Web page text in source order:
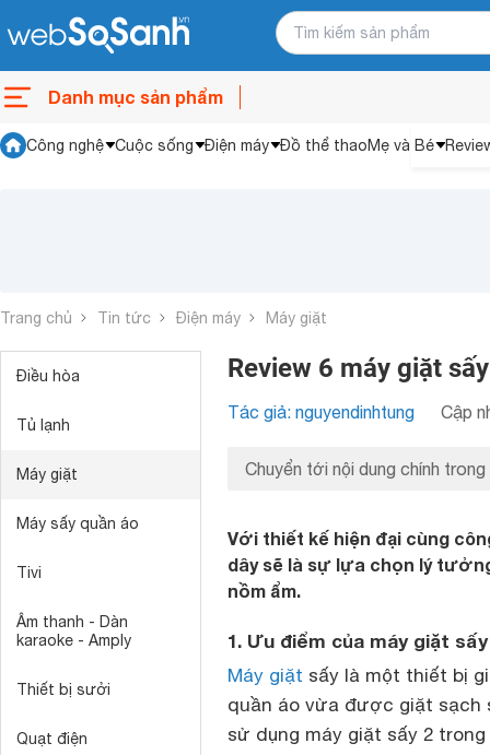
Danh mục sản phẩm
Công nghệ Cuộc sống Điện máy Đồ thể thaoMẹ và Bé
Trang chủ Tin tức Điện máy Máy giặt
Điều hòa
Tủ lạnh
Máy giặt
Máy sấy quần áo
Tivi
Âm thanh - Dàn
karaoke - Amply
Thiết bị sưởi
Quạt điện
Review 6 máy giặt
Tác giả: nguyendinhtung Cập
Chuyển tới nội dung chính trong
Với thiết kế hiện đại cùng
dây sẽ là sự lựa chọn lý
nồm ẩm.
1. Ưu điểm của máy giặt sấy
Máy giặt sấy là một thiết bị
quần áo vừa được giặt sạch
sử dụng máy giặt sấy 2